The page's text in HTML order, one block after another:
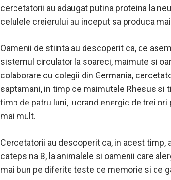
cercetatorii au adaugat putina proteina la
celulele creierului au inceput sa produca
Oamenii de stiinta au descoperit ca, de
sistemul circulator la soareci, maimute si
colaborare cu colegii din Germania,
saptamani, in timp ce maimutele Rhesus si
timp de patru luni, lucrand energic de trei
mai mult.
Cercetatorii au descoperit ca, in acest
catepsina B, la animalele si oamenii care
mai bun pe diferite teste de memorie si de